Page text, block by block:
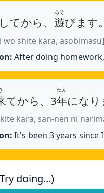
てから、 遊
あそ
びます。
wo shite kara, asobimasu]
After doing
てから、3年
ねん
になり
kara, san-nen ni
It's been 3 years since
doing...)